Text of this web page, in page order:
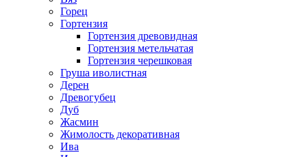
Горец
Гортензия
Гортензия древовидная
Гортензия метельчатая
Гортензия черешковая
Груша иволистная
Дерен
Древогубец
Дуб
Жасмин
Жимолость декоративная
Ива